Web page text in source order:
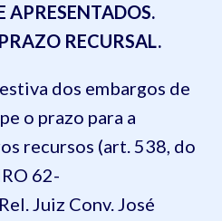
APRESENTADOS.
RECURSAL.
dos embargos de
o prazo para a
recursos (art. 538, do
62-
Juiz Conv. José